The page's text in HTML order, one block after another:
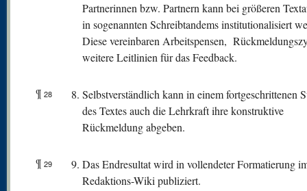
Partnerinnen bzw. Partnern kann bei größeren
in sogenannten Schreibtandems institutionalisiert
Diese vereinbaren Arbeitspensen,
weitere Leitlinien für das Feedback.
¶ 28
Selbstverständlich kann in einem fortgeschrittenen
des Textes auch die Lehrkraft ihre konstruktive
Rückmeldung abgeben.
¶ 29
Das Endresultat wird in vollendeter Formatierung
Redaktions-Wiki publiziert.